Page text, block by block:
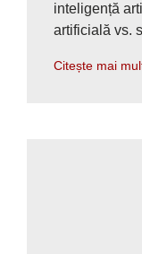
inteligență
artificială vs.
Citește mai